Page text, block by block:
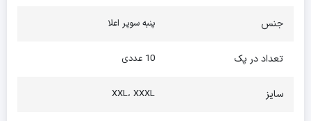
جنس پنبه سوپر اعلا
تعداد در پک 10 عددی
سایز XXL، XXXL